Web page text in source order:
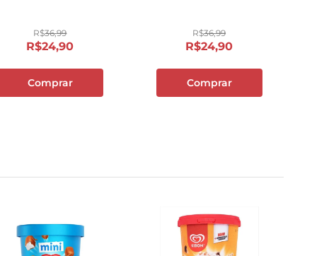
R$36,99
R$24,90
Comprar
R$36,99
R$24,90
Comprar